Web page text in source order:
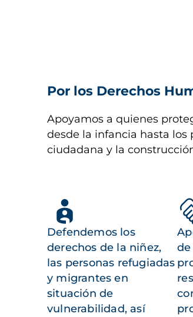
Por los Derechos
Apoyamos a quienes
desde la infancia hasta
ciudadana y la
Defendemos los
derechos de la niñez,
las personas refugiadas
y migrantes en
situación de
vulnerabilidad, así